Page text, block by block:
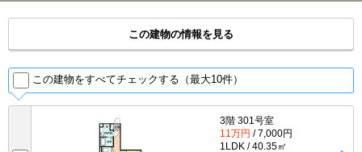
この建物の情報を見る
この建物をすべてチェックする（最大10件）
3階 301号室
11万円 / 7,000円
1LDK / 40.35㎡